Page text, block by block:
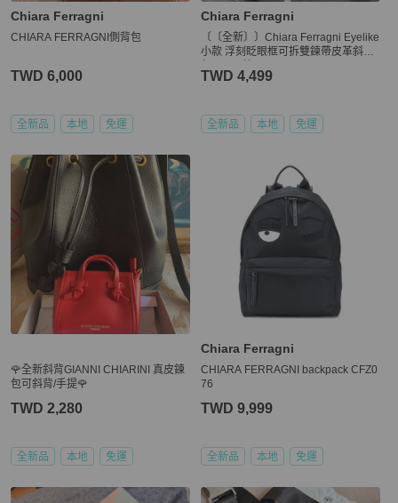
Chiara Ferragni
CHIARA FERRAGNI側背包
TWD 6,000
全新品 本地 免運
Chiara Ferragni
〔〔全新〕〕Chiara Ferragni Eyelike
小款 浮刻眨眼框可拆雙鍊帶皮革斜背
TWD 4,499
全新品 本地 免運
🌹全新斜背GIANNI CHIARINI 真皮鍊
包可斜背/手提🌹
TWD 2,280
全新品 本地 免運
Chiara Ferragni
CHIARA FERRAGNI backpack CFZ0
76
TWD 9,999
全新品 本地 免運